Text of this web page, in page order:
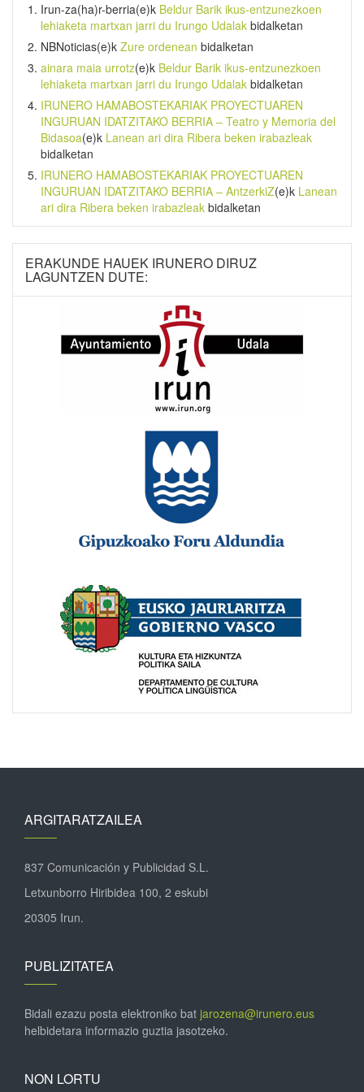
Irun-za(ha)r-berria(e)k Beldur Barik ikus-entzunezkoen
lehiaketa martxan jarri du Irungo Udalak bidalketan
NBNoticias(e)k Zure ordenean bidalketan
ainara maia urrotz(e)k Beldur Barik ikus-entzunezkoen
lehiaketa martxan jarri du Irungo Udalak bidalketan
IRUNERO HAMABOSTEKARIAK PROYECTUAREN
INGURUAN IDATZITAKO BERRIA – Teatro y Memoria del
Bidasoa(e)k Lanean ari dira Ribera beken irabazleak
bidalketan
IRUNERO HAMABOSTEKARIAK PROYECTUAREN
INGURUAN IDATZITAKO BERRIA – AntzerkiZ(e)k Lanean
ari dira Ribera beken irabazleak bidalketan
ERAKUNDE HAUEK IRUNERO DIRUZ
LAGUNTZEN DUTE:
ARGITARATZAILEA
837 Comunicación y Publicidad S.L.
Letxunborro Hiribidea 100, 2 eskubi
20305 Irun.
PUBLIZITATEA
Bidali ezazu posta elektroniko bat jarozena@irunero.eus
helbidetara informazio guztia jasotzeko.
NON LORTU